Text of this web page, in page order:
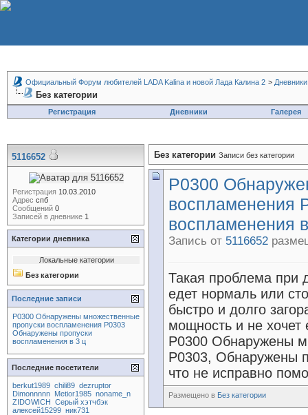
Официальный Форум любителей LADA Kalina и новой Лада Калина 2 > Дневники
Без категории
Регистрация Дневники Галерея
Без категории Записи без категории
P0300
воспламенения
воспламенения
Запись от 5116652
Такая проблема при
едет нормаль или
быстро и долго
мощность и не хочет
P0300 Обнаружены
P0303, Обнаружены
что не исправно
Размещено в Без категории
5116652
Регистрация 10.03.2010
Адрес спб
Сообщений 0
Записей в дневнике 1
Категории дневника
Локальные категории
Без категории
Последние записи
P0300 Обнаружены множественные
пропуски воспламенения P0303
Обнаружены пропуски
воспламенения в 3 ц
Последние посетители
berkut1989 chili89 dezruptor
Dimonnnnn Metior1985 noname_n
ZIDOWICH Серый хэтчбэк
алексей15299 ник731